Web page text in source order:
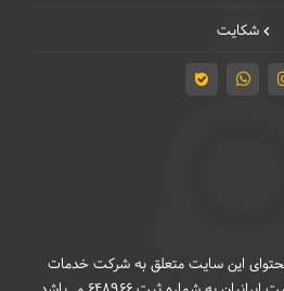
شکایت
این سایت متعلق به شرکت خدمات